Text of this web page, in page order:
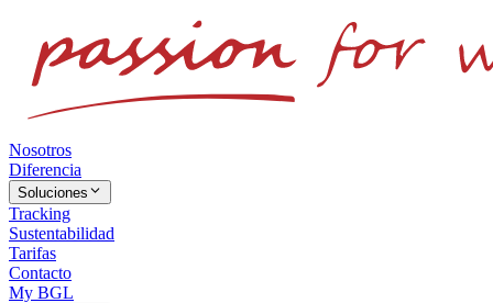
Nosotros
Diferencia
Soluciones
Tracking
Sustentabilidad
Tarifas
Contacto
My BGL